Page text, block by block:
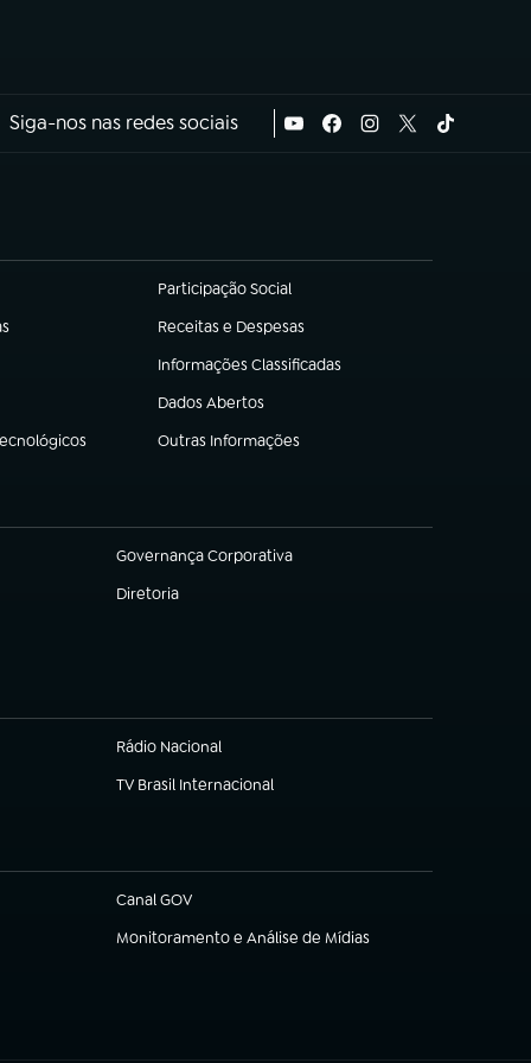
Siga-nos nas redes sociais
Participação Social
(abre em nova aba)
Receitas e Despesas
(abre em nova aba)
Informações Classificadas
(abre em nova aba)
Dados Abertos
(abre em nova aba)
Outras Informações
(abre em nova aba)
Governança Corporativa
(abre em nova aba)
Diretoria
(abre em nova aba)
Rádio Nacional
TV Brasil Internacional
(abre em nova aba)
Canal GOV
(abre em nova aba)
Monitoramento e Análise de Mídias
(abre em nova aba)